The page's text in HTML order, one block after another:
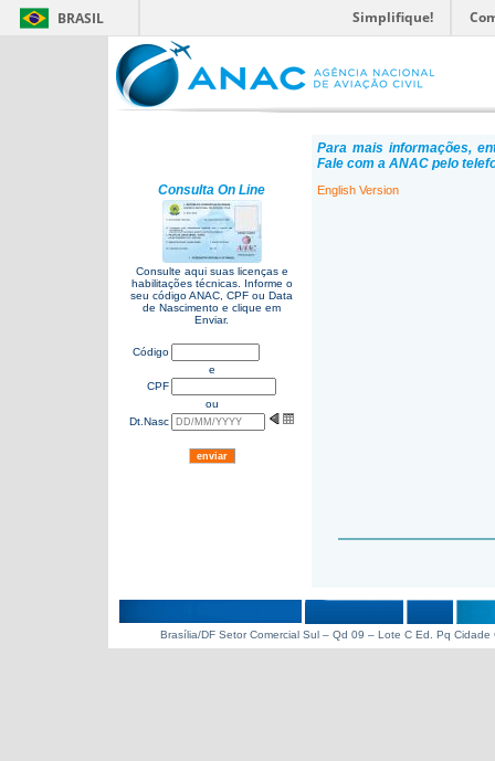
BRASIL Simplifique!
Consulta On Line
Consulte aqui suas licenças e
habilitações técnicas. Informe o
seu código ANAC, CPF ou Data
de Nascimento e clique em
Enviar.
Código
e
CPF
ou
Dt.Nasc
Para mais informações,
Fale com a ANAC pelo
English Version
Brasília/DF Setor Comercial Sul – Qd 09 – Lote C Ed. Pq